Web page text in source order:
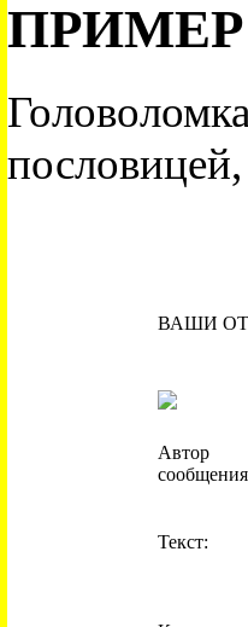
ПРИМЕР
ВАШИ
Автор
Текст: